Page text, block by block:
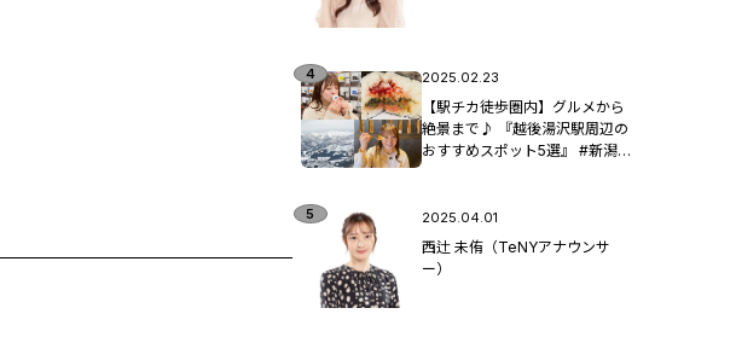
2025.02.23
【駅チカ徒歩圏内】グルメから
絶景まで♪ 『越後湯沢駅周辺の
おすすめスポット5選』 #新潟観
2025.04.01
西辻 未侑（TeNYアナウンサ
ー）